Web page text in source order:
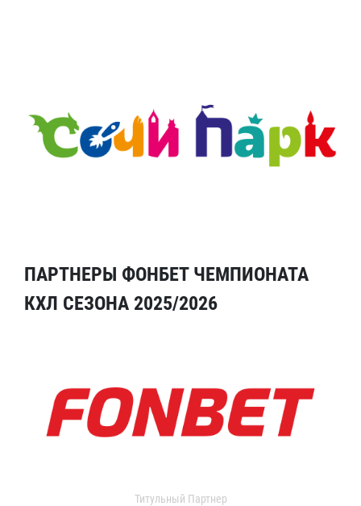
ПАРТНЕРЫ ФОНБЕТ ЧЕМПИОНАТА
КХЛ СЕЗОНА 2025/2026
Титульный Партнер